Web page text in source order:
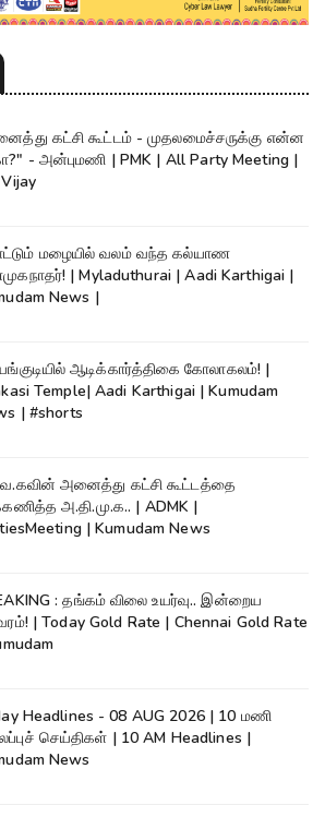
கட்சி கூட்டம் - முதலமைச்சருக்கு என்ன
- அன்புமணி | PMK | All Party Meeting |
மழையில் வலம் வந்த கல்யாண
| Myladuthurai | Aadi Karthigai |
News |
ஆடிக்கார்த்திகை கோலாகலம்! |
Temple| Aadi Karthigai | Kumudam
| #shorts
அனைத்து கட்சி கூட்டத்தை
அ.தி.மு.க.. | ADMK |
| Kumudam News
: தங்கம் விலை உயர்வு.. இன்றைய
| Today Gold Rate | Chennai Gold Rate
Headlines - 08 AUG 2026 | 10 மணி
செய்திகள் | 10 AM Headlines |
News